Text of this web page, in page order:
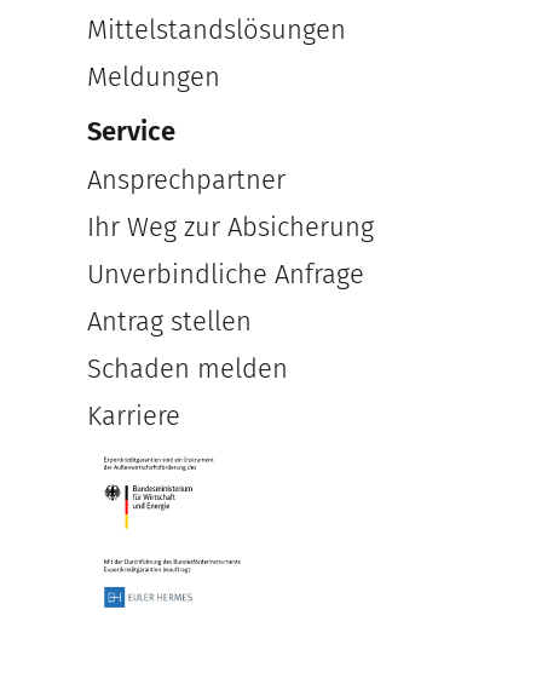
Mittelstandslösungen
Meldungen
Service
Ansprechpartner
Ihr Weg zur Absicherung
Unverbindliche Anfrage
Antrag stellen
Schaden melden
Karriere